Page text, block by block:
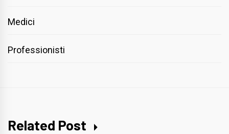
Medici
Professionisti
Related Post